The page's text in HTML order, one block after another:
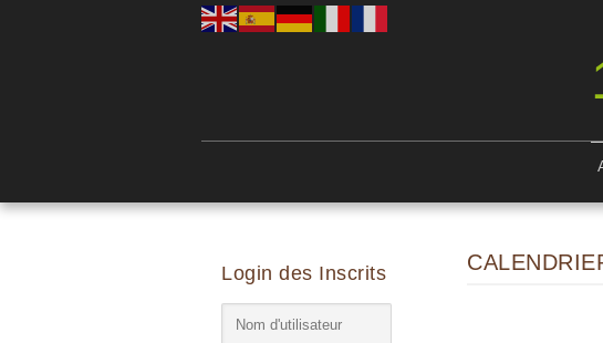
Login des Inscrits